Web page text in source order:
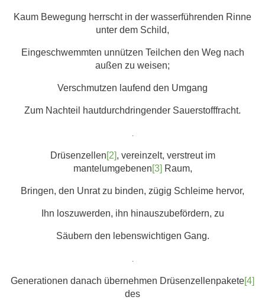
Kaum Bewegung herrscht in der wasserführenden Rinne
unter dem Schild,
Eingeschwemmten unnützen Teilchen den Weg nach
außen zu weisen;
Verschmutzen laufend den Umgang
Zum Nachteil hautdurchdringender Sauerstofffracht.
Drüsenzellen[2], vereinzelt, verstreut im
mantelumgebenen[3] Raum,
Bringen, den Unrat zu binden, zügig Schleime hervor,
Ihn loszuwerden, ihn hinauszubefördern, zu
Säubern den lebenswichtigen Gang.
Generationen danach übernehmen Drüsenzellenpakete[4]
des